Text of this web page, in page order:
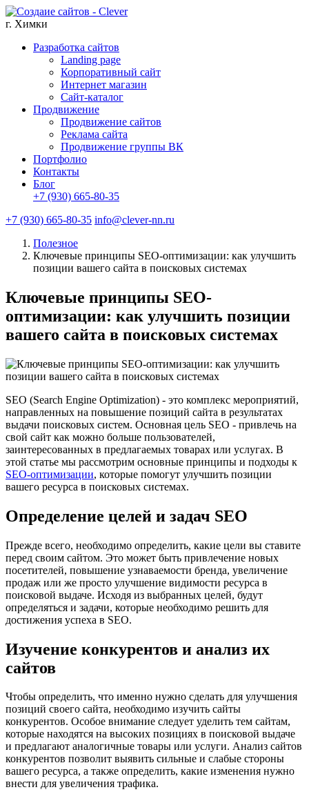
г. Химки
Разработка сайтов
Landing page
Корпоративный сайт
Интернет магазин
Сайт-каталог
Продвижение
Продвижение сайтов
Реклама сайта
Продвижение группы ВК
Портфолио
Контакты
Блог
+7 (930) 665-80-35
+7 (930) 665-80-35 info@clever-nn.ru
Полезное
Ключевые принципы SEO-оптимизации: как улучшить
позиции вашего сайта в поисковых системах
Ключевые принципы SEO-
оптимизации: как улучшить позиции
вашего сайта в поисковых системах
SEO (Search Engine Optimization) - это комплекс мероприятий,
направленных на повышение позиций сайта в результатах
выдачи поисковых систем. Основная цель SEO - привлечь на
свой сайт как можно больше пользователей,
заинтересованных в предлагаемых товарах или услугах. В
этой статье мы рассмотрим основные принципы и подходы к
SEO-оптимизации, которые помогут улучшить позиции
вашего ресурса в поисковых системах.
Определение целей и задач SEO
Прежде всего, необходимо определить, какие цели вы ставите
перед своим сайтом. Это может быть привлечение новых
посетителей, повышение узнаваемости бренда, увеличение
продаж или же просто улучшение видимости ресурса в
поисковой выдаче. Исходя из выбранных целей, будут
определяться и задачи, которые необходимо решить для
достижения успеха в SEO.
Изучение конкурентов и анализ их
сайтов
Чтобы определить, что именно нужно сделать для улучшения
позиций своего сайта, необходимо изучить сайты
конкурентов. Особое внимание следует уделить тем сайтам,
которые находятся на высоких позициях в поисковой выдаче
и предлагают аналогичные товары или услуги. Анализ сайтов
конкурентов позволит выявить сильные и слабые стороны
вашего ресурса, а также определить, какие изменения нужно
внести для увеличения трафика.